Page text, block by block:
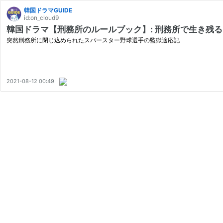
韓国ドラマGUIDE
id:on_cloud9
韓国ドラマ【刑務所のルールブック】: 刑務所で生き残
突然刑務所に閉じ込められたスパースター野球選手の監獄適応記
2021-08-12 00:49